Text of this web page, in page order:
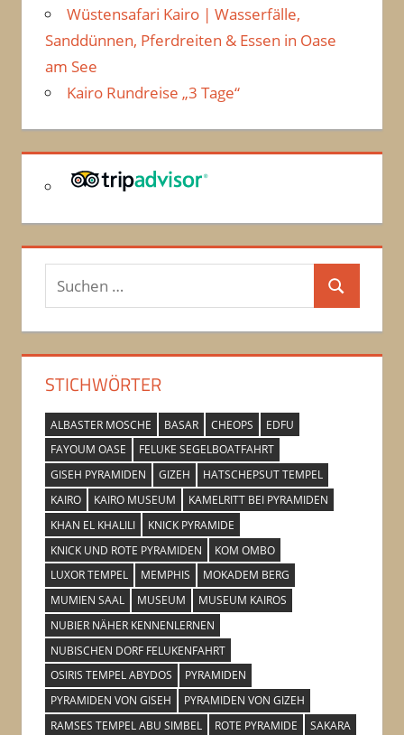
Wüstensafari Kairo | Wasserfälle,
Sanddünnen, Pferdreiten & Essen in Oase
am See
Kairo Rundreise „3 Tage“
Suchen
nach:
Suchen
STICHWÖRTER
ALBASTER MOSCHE BASAR CHEOPS
EDFU
FAYOUM OASE
FELUKE SEGELBOATFAHRT
GISEH PYRAMIDEN
GIZEH
HATSCHEPSUT TEMPEL
KAIRO
KAIRO MUSEUM
KAMELRITT BEI PYRAMIDEN
KHAN EL KHALILI
KNICK PYRAMIDE
KNICK UND ROTE PYRAMIDEN
KOM OMBO
LUXOR TEMPEL
MEMPHIS
MOKADEM BERG
MUMIEN SAAL
MUSEUM
MUSEUM KAIROS
NUBIER NÄHER KENNENLERNEN
NUBISCHEN DORF FELUKENFAHRT
OSIRIS TEMPEL ABYDOS
PYRAMIDEN
PYRAMIDEN VON GISEH
PYRAMIDEN VON GIZEH
RAMSES TEMPEL ABU SIMBEL
ROTE PYRAMIDE
SAKARA